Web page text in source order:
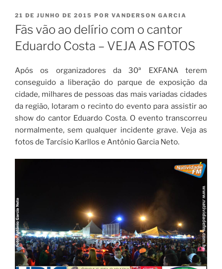
PUBLICADO
EM
21 DE JUNHO DE 2015 POR VANDERSON GARCIA
Fãs vão ao delírio com o cantor
Eduardo Costa – VEJA AS FOTOS
Após os organizadores da 30ª EXFANA terem
conseguido a liberação do parque de exposição da
cidade, milhares de pessoas das mais variadas cidades
da região, lotaram o recinto do evento para assistir ao
show do cantor Eduardo Costa. O evento transcorreu
normalmente, sem qualquer incidente grave. Veja as
fotos de Tarcísio Karllos e Antônio Garcia Neto.